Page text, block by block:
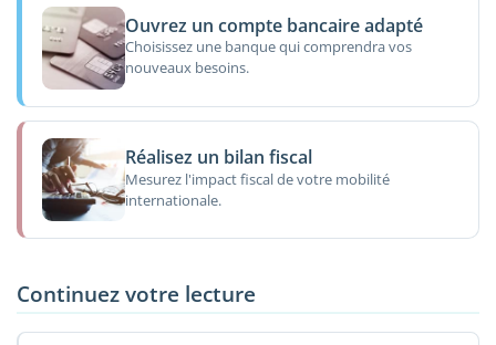
Ouvrez un compte bancaire adapté
Choisissez une banque qui comprendra vos
nouveaux besoins.
Réalisez un bilan fiscal
Mesurez l'impact fiscal de votre mobilité
internationale.
Continuez votre lecture